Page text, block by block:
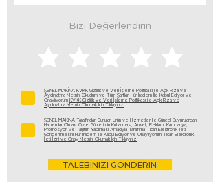
Bizi Değerlendirin
ŞENEL MAKİNA KVKK Gizlilik ve Veri İşleme Politikası ile Açık Rıza ve
Aydınlatma Metnini Okudum ve Tüm Şartları Hür İradem İle Kabul Ediyor ve
Onaylıyorum KVKK Gizlilik ve Veri İşleme Politikası ile Açık Rıza ve
Aydınlatma Metnini Okumak İçin Tıklayınız
ŞENEL MAKİNA Tarafından Sunulan Ürün ve Hizmetler İle Güncel Duyurulardan
Haberdar Olmak, Özel Günlerimin Kutlanması, Anket, Reklam, Kampanya,
Promosyon ve Tanıtım Yapılması Amacıyla Tarafıma Ticari Elektronik İleti
Gönderilmesini Hür İradem İle Kabul Ediyor ve Onaylıyorum Ticari Elektronik
İleti İzni ve Onay Metnini Okumak İçin Tıklayınız
TALEBİNİZİ GÖNDERİN